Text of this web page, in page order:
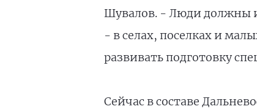
Шувалов. - Люди должны
- в селах, поселках и
развивать подготовку
Сейчас в составе